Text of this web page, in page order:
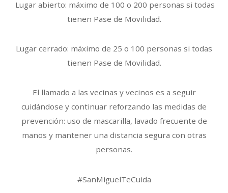
Lugar abierto: máximo de 100 o 200 personas si todas
tienen Pase de Movilidad.
Lugar cerrado: máximo de 25 o 100 personas si todas
tienen Pase de Movilidad.
El llamado a las vecinas y vecinos es a seguir
cuidándose y continuar reforzando las medidas de
prevención: uso de mascarilla, lavado frecuente de
manos y mantener una distancia segura con otras
personas.
#SanMiguelTeCuida